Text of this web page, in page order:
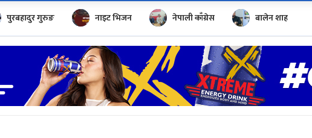
पुरबहादुर गुरुङ नाइट भिजन नेपाली काँग्रेस बालेन शाह